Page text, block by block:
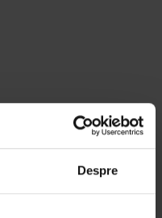
Despre